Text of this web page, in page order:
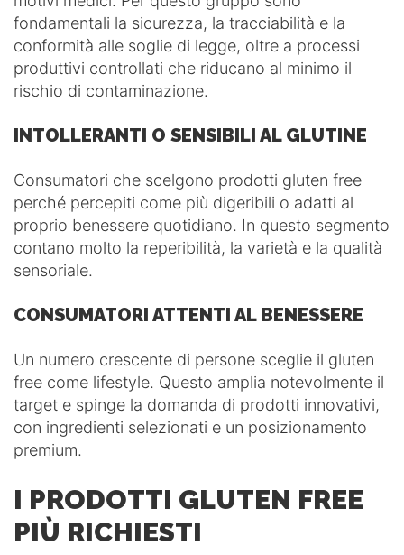
fondamentali la sicurezza, la tracciabilità e la
conformità alle soglie di legge, oltre a processi
produttivi controllati che riducano al minimo il
rischio di contaminazione.
INTOLLERANTI O SENSIBILI AL GLUTINE
Consumatori che scelgono prodotti gluten free
perché percepiti come più digeribili o adatti al
proprio benessere quotidiano. In questo segmento
contano molto la reperibilità, la varietà e la qualità
sensoriale.
CONSUMATORI ATTENTI AL BENESSERE
Un numero crescente di persone sceglie il gluten
free come lifestyle. Questo amplia notevolmente il
target e spinge la domanda di prodotti innovativi,
con ingredienti selezionati e un posizionamento
premium.
I PRODOTTI GLUTEN FREE
PIÙ RICHIESTI